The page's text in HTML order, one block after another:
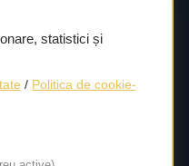
tehnică
alegerea pieselor
sau întreținerii corecte.
statistici și
/ Politica de cookie-